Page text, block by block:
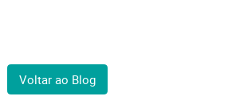
Voltar ao Blog